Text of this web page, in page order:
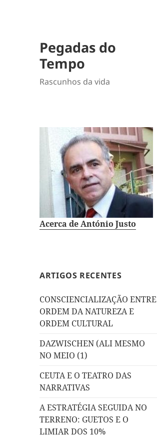
Pegadas do
Tempo
Rascunhos da vida
Acerca de António Justo
ARTIGOS RECENTES
CONSCIENCIALIZAÇÃO ENTRE
ORDEM DA NATUREZA E
ORDEM CULTURAL
DAZWISCHEN (ALI MESMO
NO MEIO (1)
CEUTA E O TEATRO DAS
NARRATIVAS
A ESTRATÉGIA SEGUIDA NO
TERRENO: GUETOS E O
LIMIAR DOS 10%